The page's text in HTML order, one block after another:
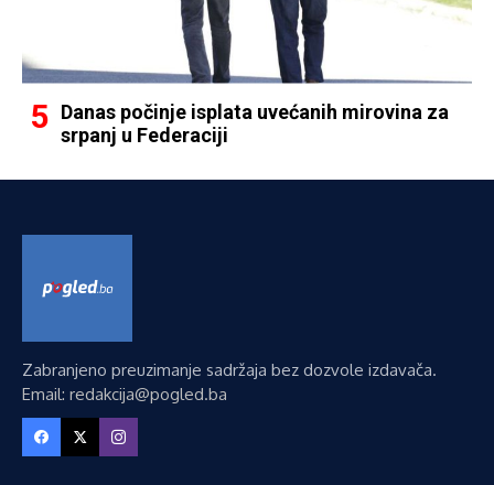
Danas počinje isplata uvećanih mirovina za
srpanj u Federaciji
Zabranjeno preuzimanje sadržaja bez dozvole izdavača.
Email: redakcija@pogled.ba